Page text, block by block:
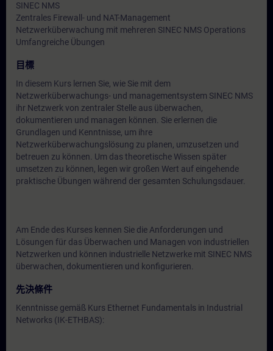
SINEC NMS
Zentrales Firewall- und NAT-Management
Netzwerküberwachung mit mehreren SINEC NMS Operations
Umfangreiche Übungen
目標
In diesem Kurs lernen Sie, wie Sie mit dem
Netzwerküberwachungs- und managementsystem SINEC NMS
ihr Netzwerk von zentraler Stelle aus überwachen,
dokumentieren und managen können. Sie erlernen die
Grundlagen und Kenntnisse, um ihre
Netzwerküberwachungslösung zu planen, umzusetzen und
betreuen zu können. Um das theoretische Wissen später
umsetzen zu können, legen wir großen Wert auf eingehende
praktische Übungen während der gesamten Schulungsdauer.
Am Ende des Kurses kennen Sie die Anforderungen und
Lösungen für das Überwachen und Managen von industriellen
Netzwerken und können industrielle Netzwerke mit SINEC NMS
überwachen, dokumentieren und konfigurieren.
先決條件
Kenntnisse gemäß Kurs Ethernet Fundamentals in Industrial
Networks (IK-ETHBAS):